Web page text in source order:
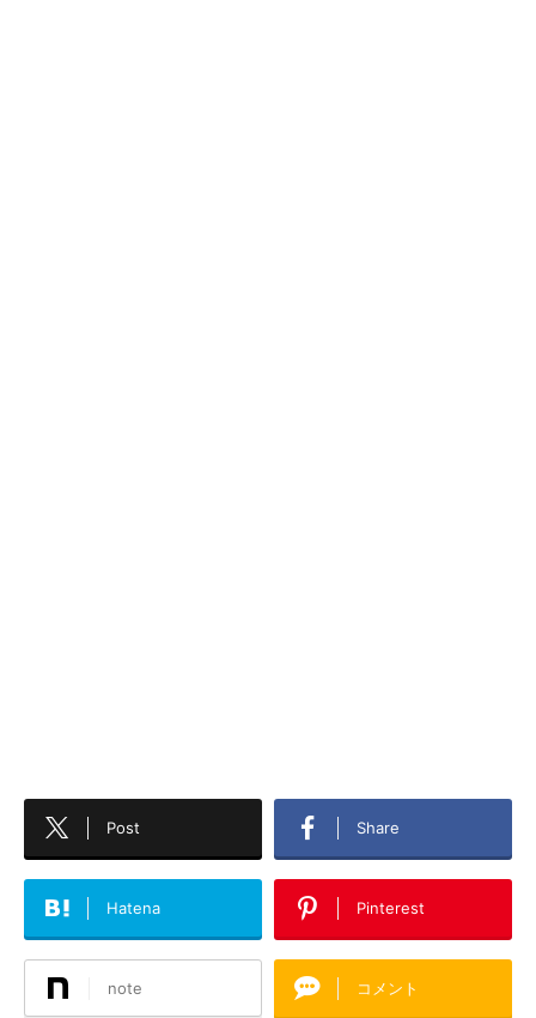
Post Share
Hatena Pinterest
note コメント